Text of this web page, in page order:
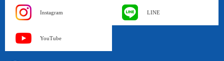
Instagram LINE
YouTube